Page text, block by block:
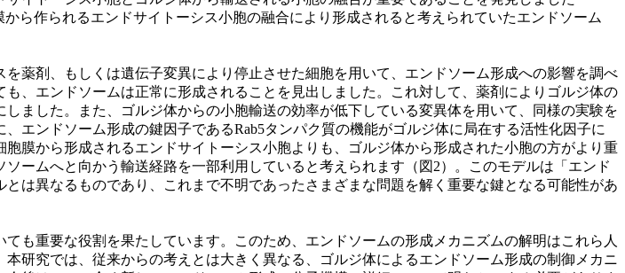
から作られるエンドサイトーシス小胞の融合により形成されると考えられていたエンドソーム
薬剤、もしくは遺伝子変異により停止させた細胞を用いて、エンドソーム形成への影響を調べ
、エンドソームは正常に形成されることを見出しました。これ対して、薬剤によりゴルジ体の
ました。また、ゴルジ体からの小胞輸送の効率が低下している変異体を用いて、同様の実験を
エンドソーム形成の鍵因子であるRab5タンパク質の機能がゴルジ体に局在する活性化因子に
膜から形成されるエンドサイトーシス小胞よりも、ゴルジ体から形成された小胞の方がより重
ームへと向かう輸送経路を一部利用していると考えられます（図2）。このモデルは「エンド
は異なるものであり、これまで不明であったさまざまな問題を解く重要な鍵となる可能性があ
重要な役割を果たしています。このため、エンドソームの形成メカニズムの解明はこれら人
研究では、従来からの考えとは大きく異なる、ゴルジ体によるエンドソーム形成の制御メカニ